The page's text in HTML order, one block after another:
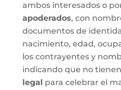
ambos interesados o
apoderados, con
documentos de
nacimiento, edad,
los contrayentes y
indicando que no tienen
legal para celebrar el